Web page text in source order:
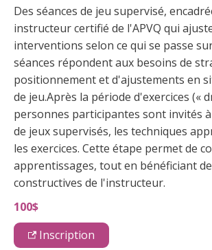
Des séances de jeu supervisé,
instructeur certifié de l'APVQ qui
interventions selon ce qui se passe
séances répondent aux besoins de
positionnement et d'ajustements en
de jeu.Après la période d'exercices («
personnes participantes sont invités
de jeux supervisés, les techniques
les exercices. Cette étape permet de
apprentissages, tout en bénéficiant
constructives de l'instructeur.
100$
Inscription